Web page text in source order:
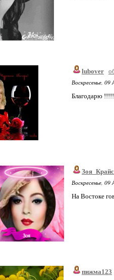
lubover
Воскресенье,
Благодарю
Воскресенье,
На Востоке
пижма123